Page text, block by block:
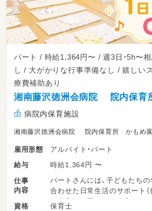
パート / 時給1,364円〜 / 週3日・5h〜
し / 大がかりな行事準備なし / 嬉しい
療費補助あり
湘南藤沢徳洲会病院 院内保育
病院内保育施設
湘南藤沢徳洲会病院 院内保育所 かもめ園
雇用形態
アルバイト・パート
給与
時給1,364円 〜
仕事
内容
パートさんには、子どもたち
合わせた日常生活のサポート（
を中心にお願いします🌼
資格
保育士